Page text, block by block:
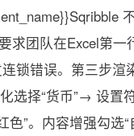
求团队在Excel第
锁错误。第三步渲
选择“货币”→ 设置
”。内容增强勾选